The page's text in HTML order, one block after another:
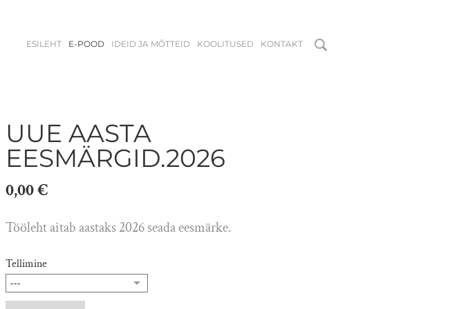
ESILEHT E-POOD IDEID JA MÕTTEID KOOLITUSED KONTAKT
UUE AASTA
EESMÄRGID.2026
0,00 €
Tööleht aitab aastaks 2026 seada eesmärke.
Tellimine